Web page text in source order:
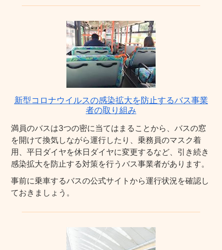
新型コロナウイルスの感染拡大を防止するバス事業
者の取り組み
満員のバスは3つの密に当てはまることから、バスの窓
を開けて換気しながら運行したり、乗務員のマスク着
用、平日ダイヤを休日ダイヤに変更するなど、引き続き
感染拡大を防止する対策を行うバス事業者があります。
事前に乗車するバスの公式サイトから運行状況を確認し
ておきましょう。